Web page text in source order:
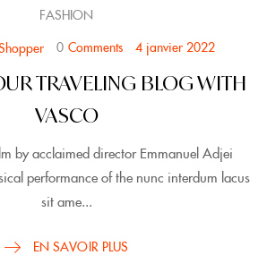
FASHION
0 Comments 4 janvier 2022
TRAVELING BLOG WITH
VASCO
by acclaimed director Emmanuel Adjei
performance of the nunc interdum lacus
sit ame...
EN SAVOIR PLUS